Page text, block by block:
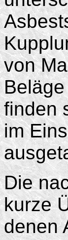
von
finden
im
Die
kurze
denen